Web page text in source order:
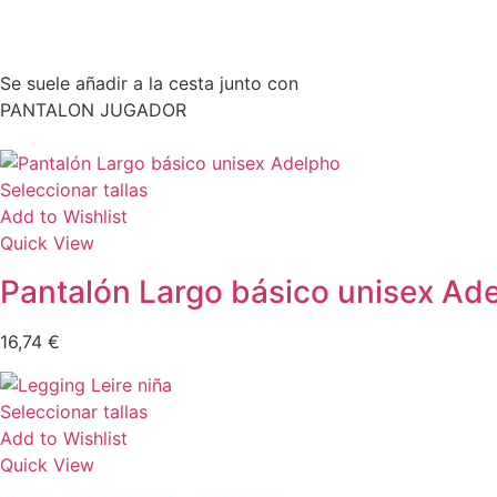
Se suele añadir a la cesta junto con
PANTALON JUGADOR
Seleccionar tallas
Add to Wishlist
Quick View
Pantalón Largo básico unisex
16,74 €
Seleccionar tallas
Add to Wishlist
Quick View